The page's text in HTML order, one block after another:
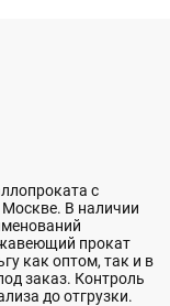
с
В наличии
прокат
как оптом, так и в
заказ. Контроль
до отгрузки.